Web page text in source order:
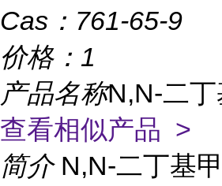
Cas： 761-65-9
价格： 1
产品名称N,N-二
查看相似产品 >
简介 N,N-二丁基